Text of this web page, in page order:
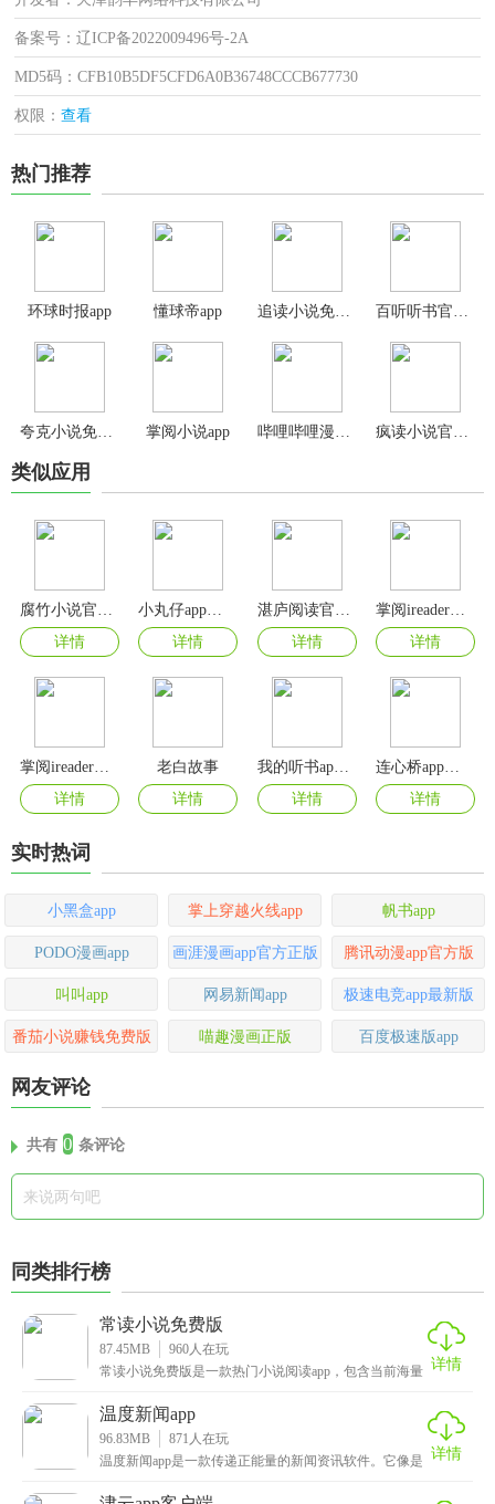
备案号：辽ICP备2022009496号-2A
MD5码：CFB10B5DF5CFD6A0B36748CCCB677730
权限：查看
热门推荐
环球时报app 懂球帝app 追读小说免费版
夸克小说免费阅读app 掌阅小说app
类似应用
详情
详情
详情
详情
掌阅ireader官方版
详情
老白故事
详情
我的听书app安卓最新版
详情
详情
实时热词
小黑盒app 掌上穿越火线app 帆书app
PODO漫画app 画涯漫画app官方正版 腾讯动漫app官方版
叫叫app 网易新闻app 极速电竞app最新版
番茄小说赚钱免费版 喵趣漫画正版 百度极速版app
网友评论
共有 0 条评论
同类排行榜
常读小说免费版
87.45MB 960 人在玩
常读小说免费版是一款热门小说阅读app，包含当前海量 详情
温度新闻app
96.83MB 871 人在玩
温度新闻app是一款传递正能量的新闻资讯软件。它像是 详情